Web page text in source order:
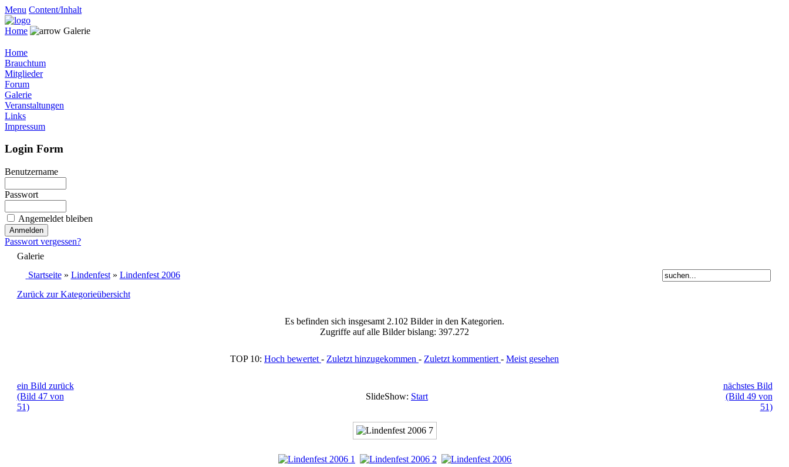
Menu Content/Inhalt
Home Galerie
Home
Brauchtum
Mitglieder
Forum
Galerie
Veranstaltungen
Links
Impressum
Login Form
Benutzername
Passwort
Angemeldet bleiben
Passwort vergessen?
Galerie
Startseite» Lindenfest» Lindenfest 2006
Zurück zur Kategorieübersicht
Es befinden sich insgesamt 2.102 Bilder in den Kategorien.
Zugriffe auf alle Bilder bislang: 397.272
TOP 10: Hoch bewertet - Zuletzt hinzugekommen - Zuletzt kommentiert - Meist gesehen
ein Bild zurück
(Bild 47 von
51)
SlideShow: Start
nächstes Bild
(Bild 49 von
51)